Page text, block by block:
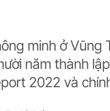
minh ở Vũng
năm thành
2022 và